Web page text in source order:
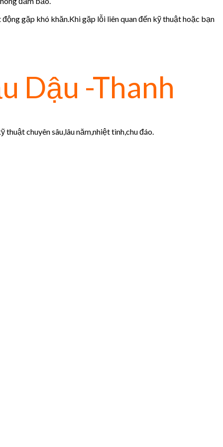
gặp khó khăn.Khi gặp lỗi liên quan đến kỹ thuật hoặc bạn
Dậu -Thanh
chuyên sâu,lâu năm,nhiệt tình,chu đáo.